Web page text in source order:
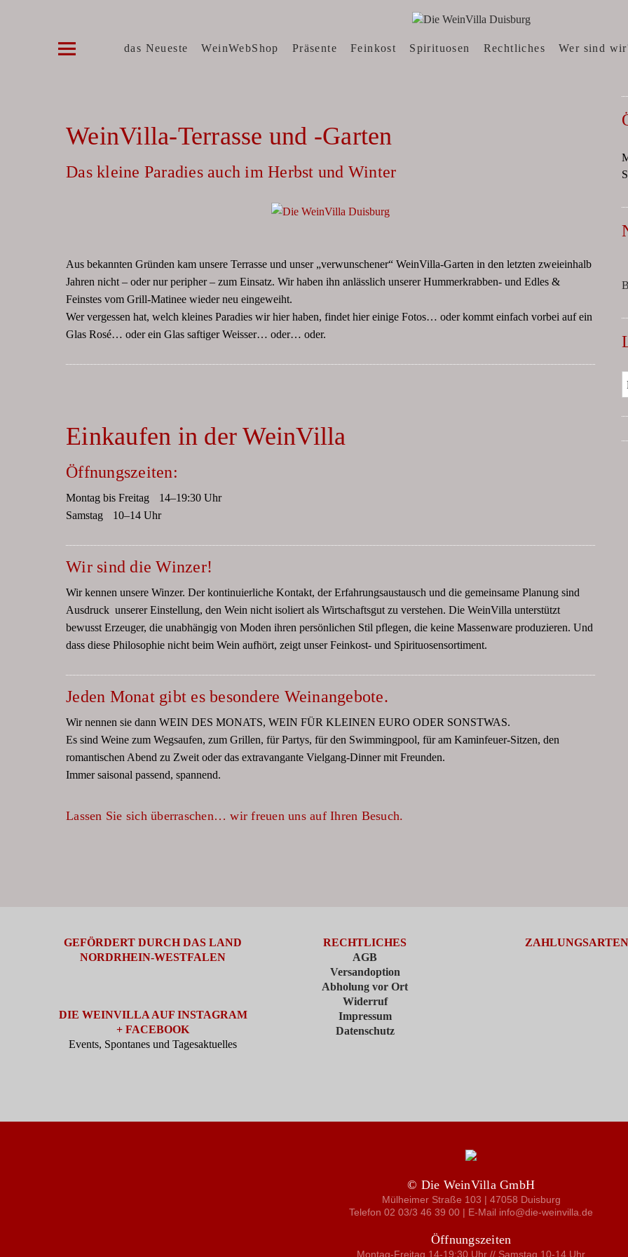
das Neueste WeinWebShop Präsente Feinkost Spirituosen Rechtliches Wer sind
WeinVilla-Terrasse und -Garten
Das kleine Paradies auch im Herbst und Winter
Aus bekannten Gründen kam unsere Terrasse und unser „verwunschener“ WeinVilla-Garten in den letzten zweieinhalb
Jahren nicht – oder nur peripher – zum Einsatz. Wir haben ihn anlässlich unserer Hummerkrabben- und Edles &
Feinstes vom Grill-Matinee wieder neu eingeweiht.
Wer vergessen hat, welch kleines Paradies wir hier haben, findet hier einige Fotos… oder kommt einfach vorbei auf ein
Glas Rosé… oder ein Glas saftiger Weisser… oder… oder.
Einkaufen in der WeinVilla
Öffnungszeiten:
Montag bis Freitag 14–19:30 Uhr
Samstag 10–14 Uhr
Wir sind die Winzer!
Wir kennen unsere Winzer. Der kontinuierliche Kontakt, der Erfahrungsaustausch und die gemeinsame Planung sind
Ausdruck unserer Einstellung, den Wein nicht isoliert als Wirtschaftsgut zu verstehen. Die WeinVilla unterstützt
bewusst Erzeuger, die unabhängig von Moden ihren persönlichen Stil pflegen, die keine Massenware produzieren. Und
dass diese Philosophie nicht beim Wein aufhört, zeigt unser Feinkost- und Spirituosensortiment.
Jeden Monat gibt es besondere Weinangebote.
Wir nennen sie dann WEIN DES MONATS, WEIN FÜR KLEINEN EURO ODER SONSTWAS.
Es sind Weine zum Wegsaufen, zum Grillen, für Partys, für den Swimmingpool, für am Kaminfeuer-Sitzen, den
romantischen Abend zu Zweit oder das extravangante Vielgang-Dinner mit Freunden.
Immer saisonal passend, spannend.
Lassen Sie sich überraschen… wir freuen uns auf Ihren Besuch.
GEFÖRDERT DURCH DAS LAND
NORDRHEIN-WESTFALEN
DIE WEINVILLA AUF INSTAGRAM
+ FACEBOOK
Events, Spontanes und Tagesaktuelles
RECHTLICHES
AGB
Versandoption
Abholung vor Ort
Widerruf
Impressum
Datenschutz
ZAHLUNGSARTEN
© Die WeinVilla GmbH
Mülheimer Straße 103 | 47058 Duisburg
Telefon 02 03/3 46 39 00 | E-Mail info@die-weinvilla.de
Öffnungszeiten
Montag-Freitag 14-19:30 Uhr // Samstag 10-14 Uhr